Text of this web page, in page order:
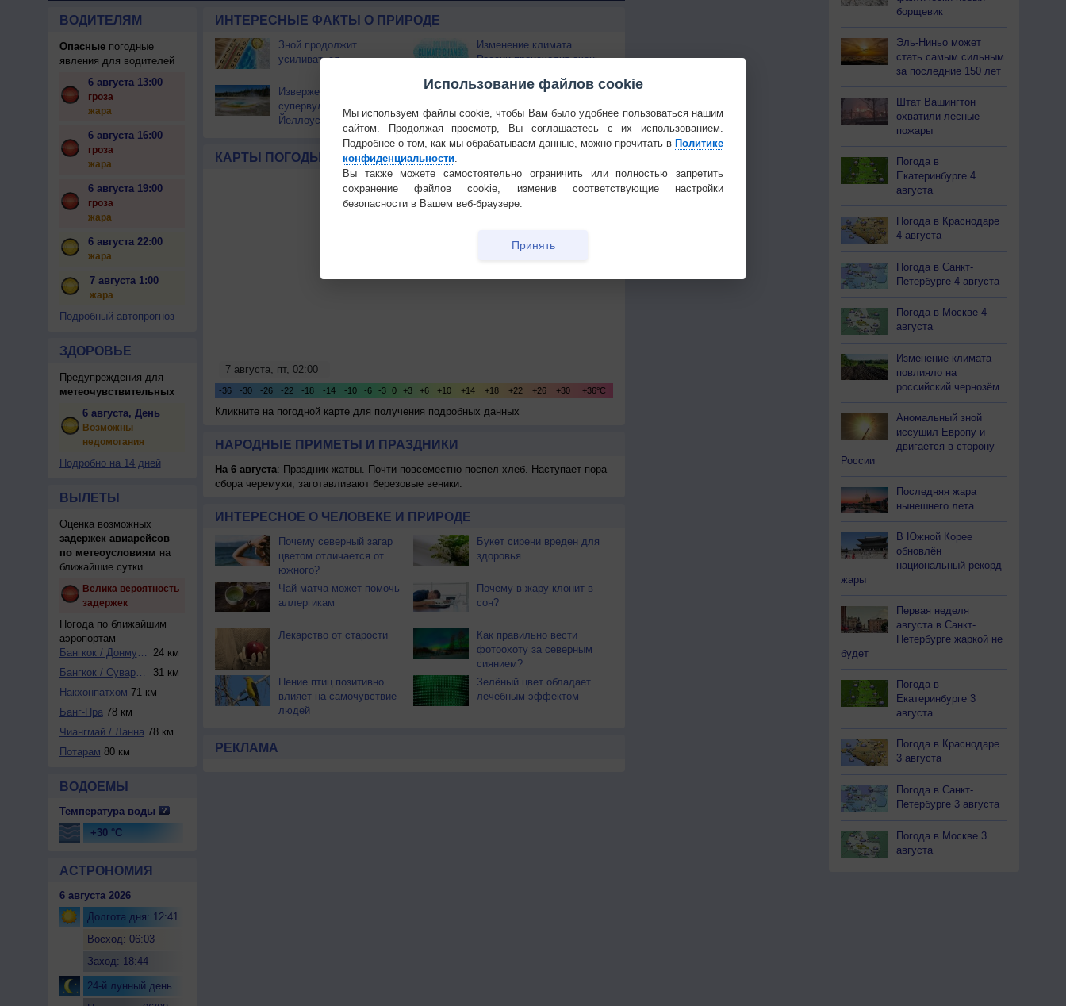
ВОДИТЕЛЯМ
Опасныепогодные
явления для водителей
6 августа 13:00
гроза
жара
6 августа 16:00
гроза
жара
6 августа 19:00
гроза
жара
6 августа 22:00
жара
7 августа 1:00
жара
Подробный автопрогноз
ЗДОРОВЬЕ
Предупреждения для
метеочувствительных
6 августа, День
Возможны
недомогания
Подробно на 14 дней
ВЫЛЕТЫ
Оценка возможных
задержек авиарейсов
по метеоусловиям на
ближайшие сутки
Велика вероятность
задержек
Погода по ближайшим
аэропортам
Бангкок / Донмуан... 24 км
Бангкок / Суварна...
31 км
Накхонпатхом 71 км
Банг-Пра78 км
Чиангмай / Ланна78 км
Потарам 80 км
ВОДОЕМЫ
Температура воды
+30 °C
АСТРОНОМИЯ
6 августа 2026
Долгота дня: 12:41
Восход: 06:03
Заход: 18:44
24-й лунный день
ИНТЕРЕСНЫЕ ФАКТЫ О ПРИРОДЕ
Зной продолжит
усиливаться
Изменение климата
России происходит очень
Извержение
супервулкана
Йеллоустоун не приведёт
к уничтожению
Штат Вашингтон охватили
лесные пожары
КАРТЫ ПОГОДЫ Температура
Кликните на погодной карте для получения подробных данных
НАРОДНЫЕ ПРИМЕТЫ И ПРАЗДНИКИ
На 6 августа: Праздник жатвы. Почти повсеместно поспел хлеб. Наступает пора
сбора черемухи, заготавливают березовые веники.
ИНТЕРЕСНОЕ О ЧЕЛОВЕКЕ И ПРИРОДЕ
Почему северный загар
цветом отличается от
южного?
Букет сирени вреден для
здоровья
Чай матча может помочь
аллергикам
Почему в жару клонит в
сон?
Лекарство от старости
Как правильно вести
фотоохоту за северным
сиянием?
Пение птиц позитивно
влияет на самочувствие
людей
Зелёный цвет обладает
лечебным эффектом
РЕКЛАМА
борщевик
Эль-Ниньо может
стать самым сильным
за последние 150 лет
Штат Вашингтон
охватили лесные
пожары
Погода в
Екатеринбурге 4
августа
Погода в Краснодаре
4 августа
Погода в Санкт-
Петербурге 4 августа
Погода в Москве 4
августа
Изменение климата
повлияло на
российский чернозём
Аномальный зной
иссушил Европу и
двигается в сторону
России
Последняя жара
нынешнего лета
В Южной Корее
обновлён
национальный рекорд
жары
Первая неделя
августа в Санкт-
Петербурге жаркой не
будет
Погода в
Екатеринбурге 3
августа
Погода в Краснодаре
3 августа
Погода в Санкт-
Петербурге 3 августа
Погода в Москве 3
августа
Использование файлов cookie
Мы используем файлы cookie, чтобы Вам было удобнее пользоваться нашим
сайтом. Продолжая просмотр, Вы соглашаетесь с их использованием.
Подробнее о том, как мы обрабатываем данные, можно прочитать в Политике
конфиденциальности
Вы также можете самостоятельно ограничить или полностью запретить
сохранение файлов cookie, изменив соответствующие настройки
безопасности в Вашем веб-браузере.
Принять